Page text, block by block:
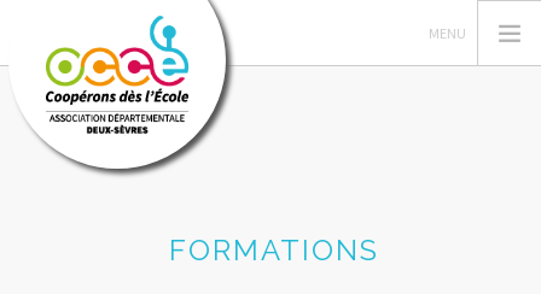
GERER SA COOPERATIVEFORMATIONS